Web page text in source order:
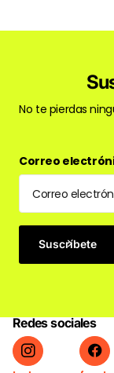
No te pierdas
Correo
Suscríbete
Redes sociales